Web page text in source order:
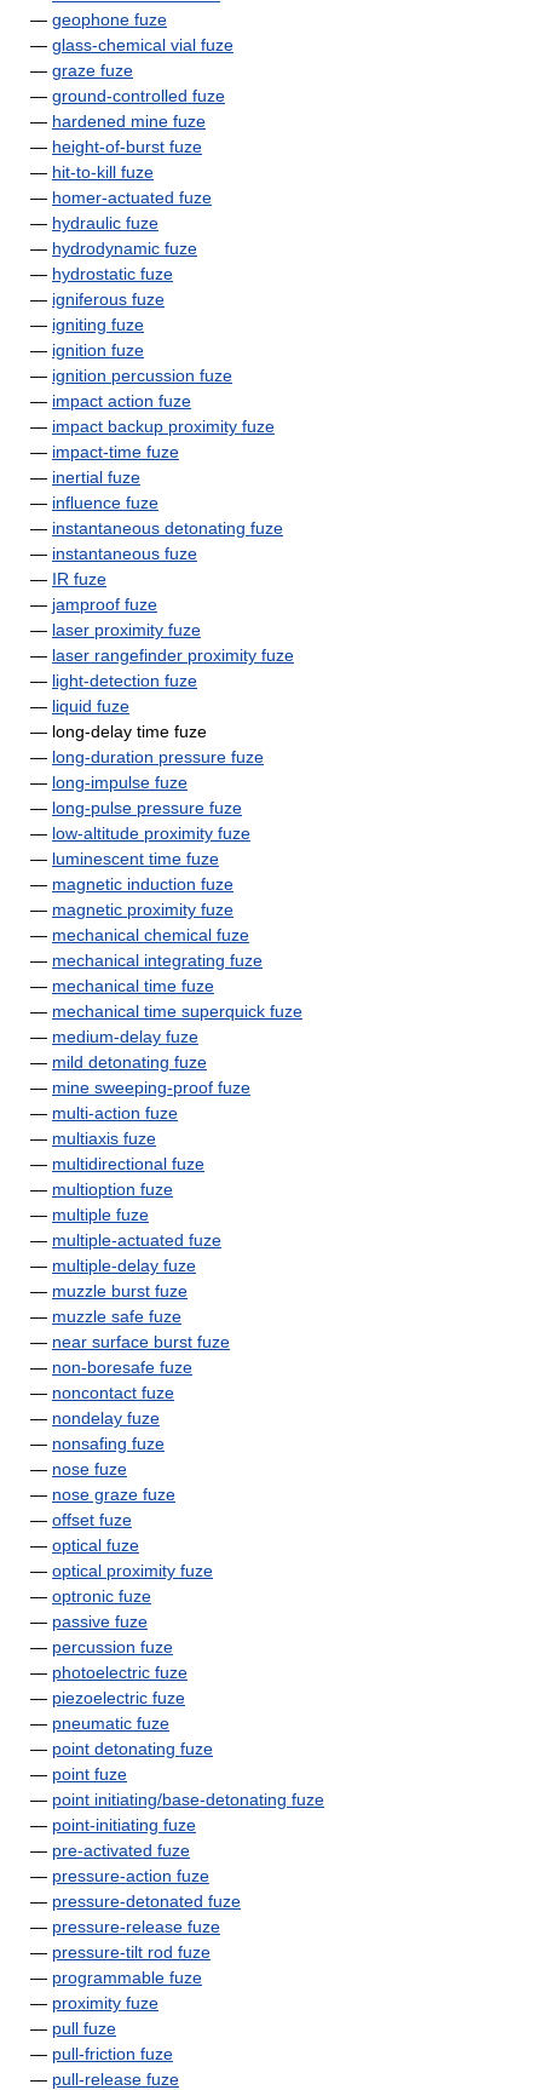
— geophone fuze
— glass-chemical vial fuze
— graze fuze
— ground-controlled fuze
— hardened mine fuze
— height-of-burst fuze
— hit-to-kill fuze
— homer-actuated fuze
— hydraulic fuze
— hydrodynamic fuze
— hydrostatic fuze
— igniferous fuze
— igniting fuze
— ignition fuze
— ignition percussion fuze
— impact action fuze
— impact backup proximity fuze
— impact-time fuze
— inertial fuze
— influence fuze
— instantaneous detonating fuze
— instantaneous fuze
— IR fuze
— jamproof fuze
— laser proximity fuze
— laser rangefinder proximity fuze
— light-detection fuze
— liquid fuze
— long-delay time fuze
— long-duration pressure fuze
— long-impulse fuze
— long-pulse pressure fuze
— low-altitude proximity fuze
— luminescent time fuze
— magnetic induction fuze
— magnetic proximity fuze
— mechanical chemical fuze
— mechanical integrating fuze
— mechanical time fuze
— mechanical time superquick fuze
— medium-delay fuze
— mild detonating fuze
— mine sweeping-proof fuze
— multi-action fuze
— multiaxis fuze
— multidirectional fuze
— multioption fuze
— multiple fuze
— multiple-actuated fuze
— multiple-delay fuze
— muzzle burst fuze
— muzzle safe fuze
— near surface burst fuze
— non-boresafe fuze
— noncontact fuze
— nondelay fuze
— nonsafing fuze
— nose fuze
— nose graze fuze
— offset fuze
— optical fuze
— optical proximity fuze
— optronic fuze
— passive fuze
— percussion fuze
— photoelectric fuze
— piezoelectric fuze
— pneumatic fuze
— point detonating fuze
— point fuze
— point initiating/base-detonating fuze
— point-initiating fuze
— pre-activated fuze
— pressure-action fuze
— pressure-detonated fuze
— pressure-release fuze
— pressure-tilt rod fuze
— programmable fuze
— proximity fuze
— pull fuze
— pull-friction fuze
— pull-release fuze